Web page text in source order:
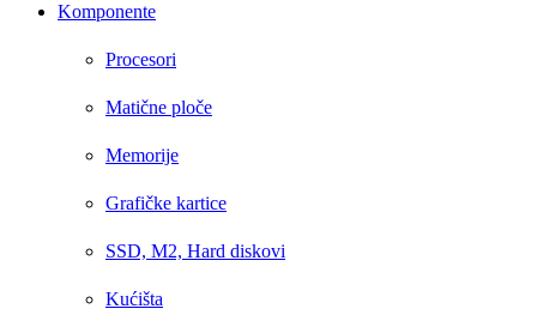
Komponente
Procesori
Matične ploče
Memorije
Grafičke kartice
SSD, M2, Hard diskovi
Kućišta